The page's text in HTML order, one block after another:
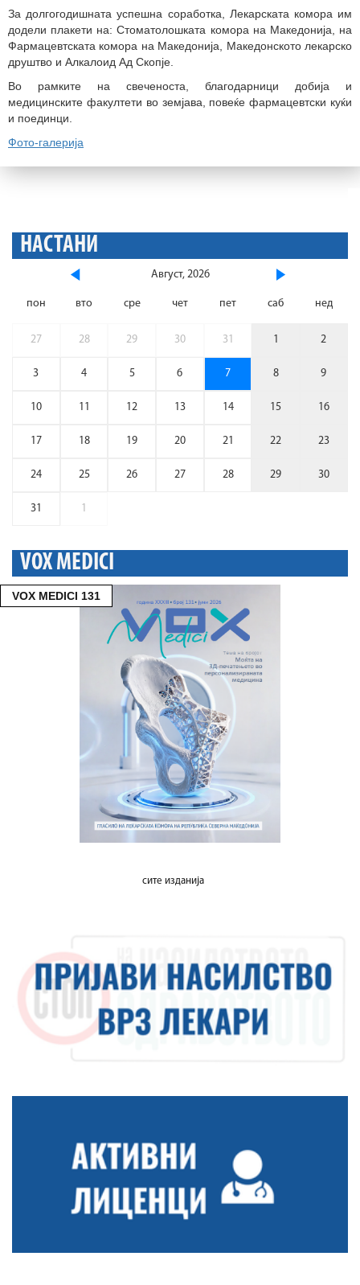
За долгогодишната успешна соработка, Лекарската комора им
додели плакети на: Стоматолошката комора на Македонија, на
Фармацевтската комора на Македонија, Македонското лекарско
друштво и Алкалоид Ад Скопје.
Во рамките на свеченоста, благодарници добија и
медицинските факултети во земјава, повеќе фармацевтски куќи
и поединци.
Фото-галерија
НАСТАНИ
Август, 2026
пон вто сре чет пет саб нед
27 28 29 30 31 1 2
3 4 5 6 7 8 9
10 11 12 13 14 15 16
17 18 19 20 21 22 23
24 25 26 27 28 29 30
31 1
VOX MEDICI
VOX MEDICI 131
сите изданија